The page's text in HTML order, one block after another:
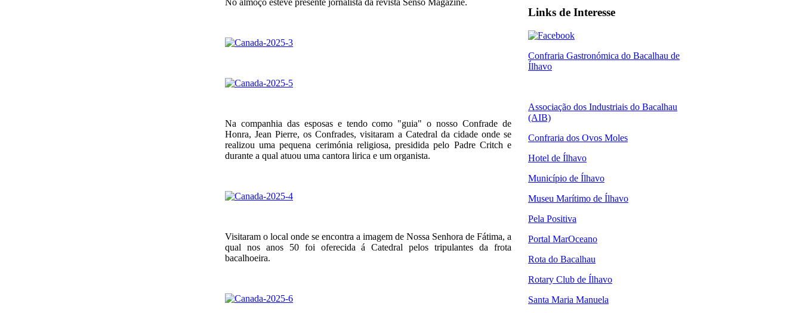
No almoço esteve presente jornalista da revista Senso Magazine.
Na companhia das esposas e tendo como "guia" o nosso Confrade de
Honra, Jean Pierre, os Confrades, visitaram a Catedral da cidade onde se
realizou uma pequena cerimónia religiosa, presidida pelo Padre Critch e
durante a qual atuou uma cantora lirica e um organista.
Visitaram o local onde se encontra a imagem de Nossa Senhora de Fátima, a
qual nos anos 50 foi oferecida á Catedral pelos tripulantes da frota
bacalhoeira.
Links de Interesse
Confraria Gastronómica do Bacalhau de
Ílhavo
Associação dos Industriais do Bacalhau
(AIB)
Confraria dos Ovos Moles
Hotel de Ílhavo
Município de Ílhavo
Museu Marítimo de Ílhavo
Pela Positiva
Portal MarOceano
Rota do Bacalhau
Rotary Club de Ílhavo
Santa Maria Manuela